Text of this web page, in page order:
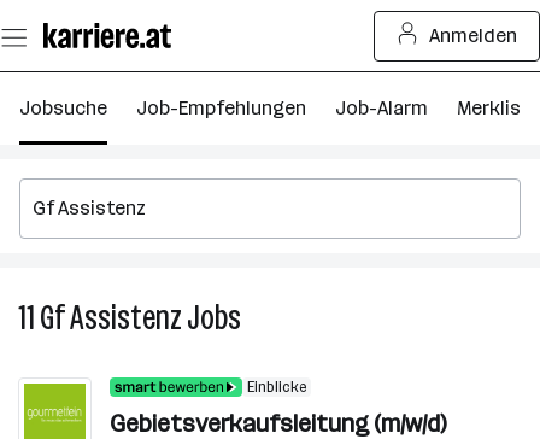
Seiteninhalt
springen
Anmelden
Jobsuche Job-Empfehlungen Job-Alarm Merkliste
11Gf AssistenzJobs
Jobs
Einblicke
Gebietsverkaufsleitung (m/w/d)